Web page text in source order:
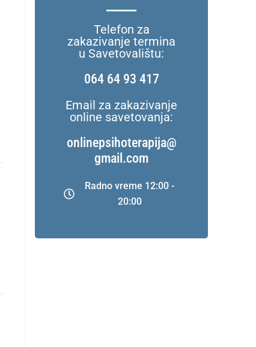
Telefon za
zakazivanje termina
u Savetovalištu:
064 64 93 417
Email za zakazivanje
online savetovanja:
onlinepsihoterapija@
gmail.com
Radno vreme 12:00 -
20:00